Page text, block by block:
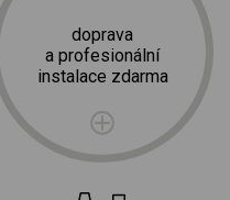
doprava
a profesionální
instalace zdarma